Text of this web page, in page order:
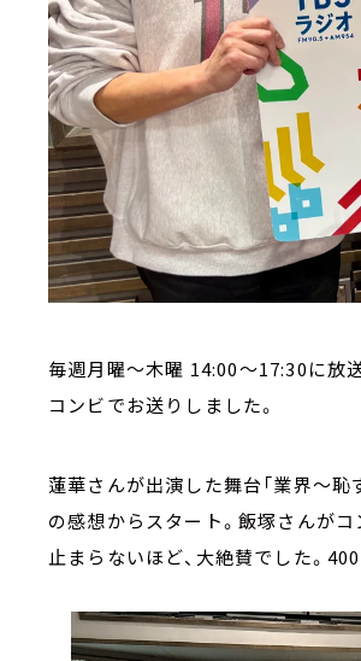
毎週月曜～木曜 14:00～17:30に放
コンビでお送りしました。
蓮華さんが出演した舞台「業界～
の感想からスタート。飯塚さんが
止まらないほど、大絶賛でした。